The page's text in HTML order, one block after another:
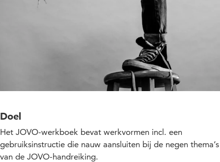
Doel
Het JOVO-werkboek bevat werkvormen incl. een
gebruiksinstructie die nauw aansluiten bij de negen thema’s
van de JOVO-handreiking.